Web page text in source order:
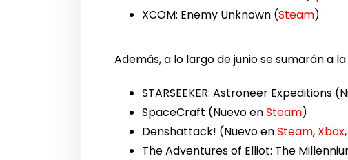
XCOM: Enemy Unknown (Steam)
Además, a lo largo de junio se sumarán a
STARSEEKER: Astroneer Expeditions
SpaceCraft (Nuevo enSteam)
Denshattack! (Nuevo enSteam, Xbox
The Adventures of Elliot: The